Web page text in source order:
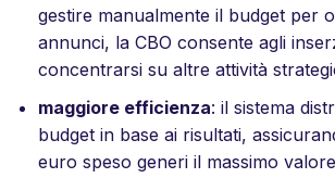
gestire manualmente il budget per
annunci, la CBO consente agli
concentrarsi su altre attività
maggiore efficienza: il sistema
budget in base ai risultati,
euro speso generi il massimo